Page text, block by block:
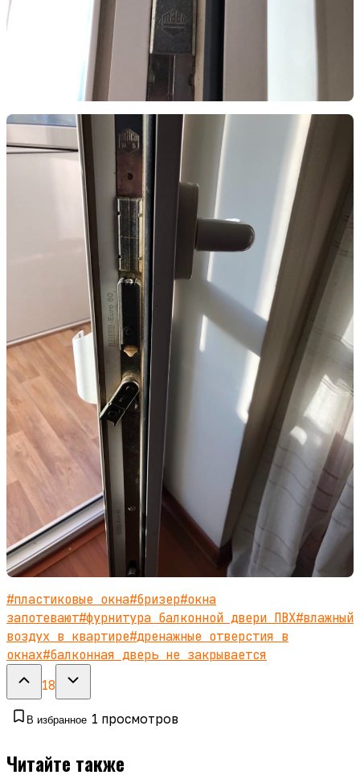
#пластиковые окна#бризер#окна
запотевают#фурнитура балконной двери ПВХ#влажный
воздух в квартире#дренажные отверстия в
окнах#балконная дверь не закрывается
18
В избранное 1 просмотров
Читайте также